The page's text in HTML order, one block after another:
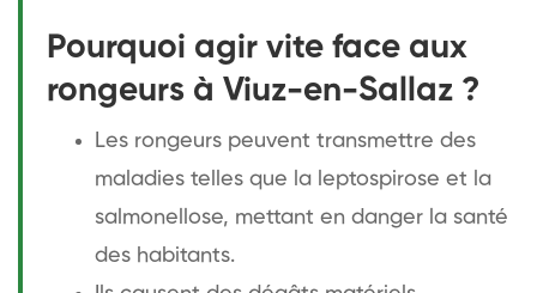
Pourquoi agir vite face aux
rongeurs à Viuz-en-Sallaz ?
Les rongeurs peuvent transmettre des
maladies telles que la leptospirose et la
salmonellose, mettant en danger la santé
des habitants.